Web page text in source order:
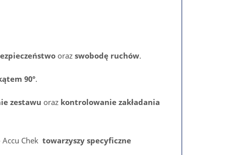
oraz swobodę ruchów.
90°.
zestawu oraz kontrolowanie zakładania
Chek towarzyszy specyficzne